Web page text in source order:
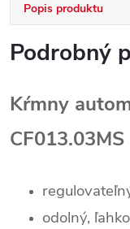
Popis produktu
Podrobný
Kŕmny
odolný,